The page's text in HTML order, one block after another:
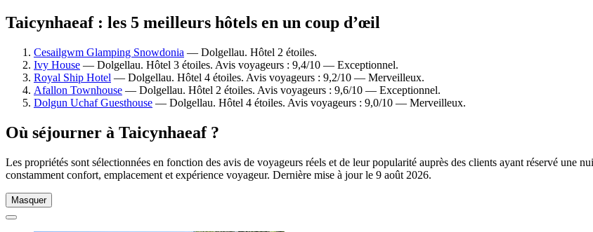
Taicynhaeaf : les 5 meilleurs hôtels en un coup d’œil
Cesailgwm Glamping Snowdonia — Dolgellau. Hôtel 2 étoiles.
Ivy House — Dolgellau. Hôtel 3 étoiles. Avis voyageurs : 9,4/10 — Exceptionnel.
Royal Ship Hotel — Dolgellau. Hôtel 4 étoiles. Avis voyageurs : 9,2/10 — Merveilleux.
Afallon Townhouse — Dolgellau. Hôtel 2 étoiles. Avis voyageurs : 9,6/10 — Exceptionnel.
Dolgun Uchaf Guesthouse — Dolgellau. Hôtel 4 étoiles. Avis voyageurs : 9,0/10 — Merveilleux.
Où séjourner à Taicynhaeaf ?
Les propriétés sont sélectionnées en fonction des avis de voyageurs réels et de leur popularité auprès des clients ayant réservé une
constamment confort, emplacement et expérience voyageur. Dernière mise à jour le 9 août 2026.
Masquer